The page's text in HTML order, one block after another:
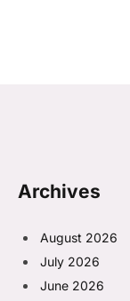
Archives
August 2026
July 2026
June 2026